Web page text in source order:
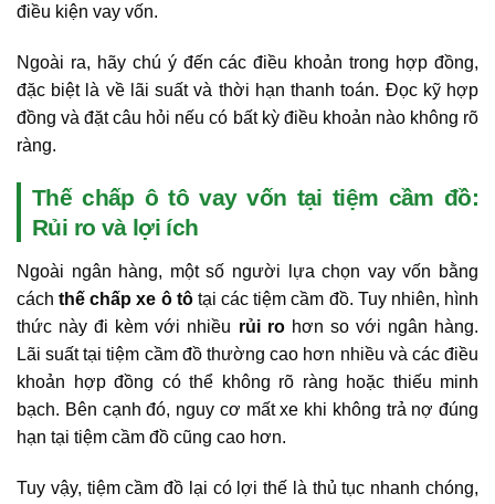
điều kiện vay vốn.
Ngoài ra, hãy chú ý đến các điều khoản trong hợp đồng,
đặc biệt là về lãi suất và thời hạn thanh toán. Đọc kỹ hợp
đồng và đặt câu hỏi nếu có bất kỳ điều khoản nào không rõ
ràng.
Thế chấp ô tô vay vốn tại tiệm cầm đồ:
Rủi ro và lợi ích
Ngoài ngân hàng, một số người lựa chọn vay vốn bằng
cáchthế chấp xe ô tôtại các tiệm cầm đồ. Tuy nhiên, hình
thức này đi kèm với nhiều rủi rohơn so với ngân hàng.
Lãi suất tại tiệm cầm đồ thường cao hơn nhiều và các điều
khoản hợp đồng có thể không rõ ràng hoặc thiếu minh
bạch. Bên cạnh đó, nguy cơ mất xe khi không trả nợ đúng
hạn tại tiệm cầm đồ cũng cao hơn.
Tuy vậy, tiệm cầm đồ lại có lợi thế là thủ tục nhanh chóng,